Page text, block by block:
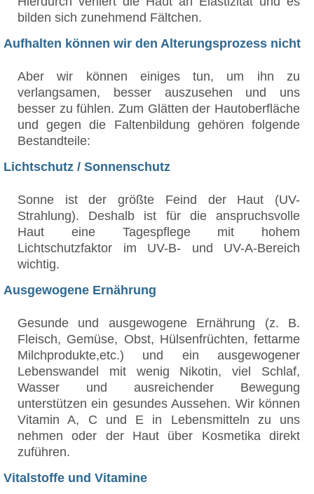
bilden sich zunehmend Fältchen.
Aufhalten können wir den Alterungsprozess nicht
Aber wir können einiges tun, um ihn zu
verlangsamen, besser auszusehen und uns
besser zu fühlen. Zum Glätten der Hautoberfläche
und gegen die Faltenbildung gehören folgende
Bestandteile:
Lichtschutz / Sonnenschutz
Sonne ist der größte Feind der Haut (UV-
Strahlung). Deshalb ist für die anspruchsvolle
Haut eine Tagespflege mit hohem
Lichtschutzfaktor im UV-B- und UV-A-Bereich
wichtig.
Ausgewogene Ernährung
Gesunde und ausgewogene Ernährung (z. B.
Fleisch, Gemüse, Obst, Hülsenfrüchten, fettarme
Milchprodukte,etc.) und ein ausgewogener
Lebenswandel mit wenig Nikotin, viel Schlaf,
Wasser und ausreichender Bewegung
unterstützen ein gesundes Aussehen. Wir können
Vitamin A, C und E in Lebensmitteln zu uns
nehmen oder der Haut über Kosmetika direkt
zuführen.
Vitalstoffe und Vitamine